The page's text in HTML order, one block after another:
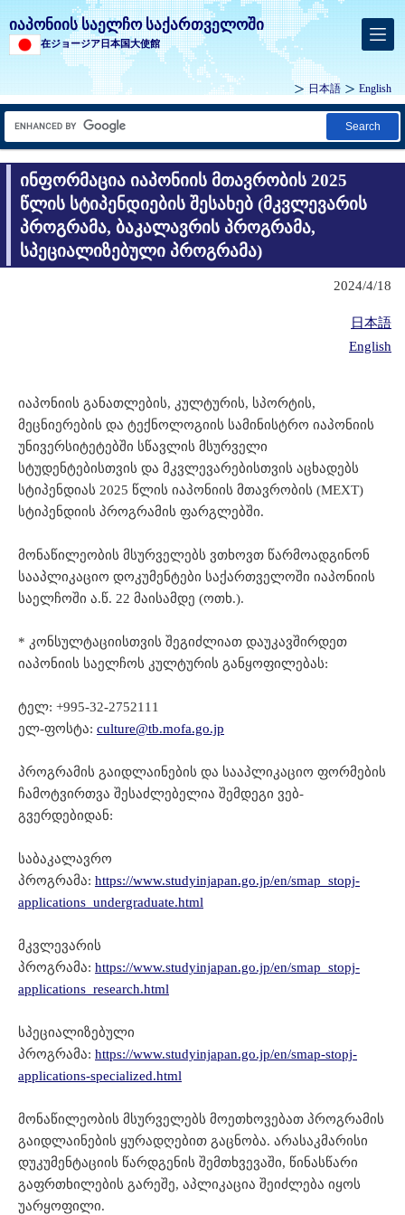
იაპონიის საელჩო საქართველოში
在ジョージア日本国大使館
日本語 English
Search
ინფორმაცია იაპონიის მთავრობის 2025
წლის სტიპენდიების შესახებ (მკვლევარის
პროგრამა, ბაკალავრის პროგრამა,
სპეციალიზებული პროგრამა)
2024/4/18
日本語
English
იაპონიის განათლების, კულტურის, სპორტის,
მეცნიერების და ტექნოლოგიის სამინისტრო იაპონიის
უნივერსიტეტებში სწავლის მსურველი
სტუდენტებისთვის და მკვლევარებისთვის აცხადებს
სტიპენდიას 2025 წლის იაპონიის მთავრობის (MEXT)
სტიპენდიის პროგრამის ფარგლებში.
მონაწილეობის მსურველებს ვთხოვთ წარმოადგინონ
სააპლიკაციო დოკუმენტები საქართველოში იაპონიის
საელჩოში ა.წ. 22 მაისამდე (ოთხ.).
* კონსულტაციისთვის შეგიძლიათ დაუკავშირდეთ
იაპონიის საელჩოს კულტურის განყოფილებას:
ტელ: +995-32-2752111
ელ-ფოსტა: culture@tb.mofa.go.jp
პროგრამის გაიდლაინების და სააპლიკაციო ფორმების
ჩამოტვირთვა შესაძლებელია შემდეგი ვებ-
გვერდებიდან:
საბაკალავრო
პროგრამა: https://www.studyinjapan.go.jp/en/smap_stopj-
applications_undergraduate.html
მკვლევარის
პროგრამა: https://www.studyinjapan.go.jp/en/smap_stopj-
applications_research.html
სპეციალიზებული
პროგრამა: https://www.studyinjapan.go.jp/en/smap-stopj-
applications-specialized.html
მონაწილეობის მსურველებს მოეთხოვებათ პროგრამის
გაიდლაინების ყურადღებით გაცნობა. არასაკმარისი
დუკუმენტაციის წარდგენის შემთხვევაში, წინასწარი
გაფრთხილების გარეშე, აპლიკაცია შეიძლება იყოს
უარყოფილი.